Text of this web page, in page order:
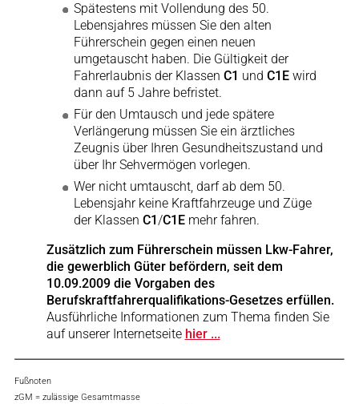
Spätestens mit Vollendung des 50.
Lebensjahres müssen Sie den alten
Führerschein gegen einen neuen
umgetauscht haben. Die Gültigkeit der
Fahrerlaubnis der KlassenC1 undC1Ewird
dann auf 5 Jahre befristet.
Für den Umtausch und jede spätere
Verlängerung müssen Sie ein ärztliches
Zeugnis über Ihren Gesundheitszustand und
über Ihr Sehvermögen vorlegen.
Wer nicht umtauscht, darf ab dem 50.
Lebensjahr keine Kraftfahrzeuge und Züge
der KlassenC1/C1E mehr fahren.
Zusätzlich zum Führerschein müssen Lkw-Fahrer,
die gewerblich Güter befördern, seit dem
10.09.2009 die Vorgaben des
Berufskraftfahrerqualifikations-Gesetzes erfüllen.
Ausführliche Informationen zum Thema finden Sie
auf unserer Internetseite hier ...
Fußnoten
zGM = zulässige Gesamtmasse